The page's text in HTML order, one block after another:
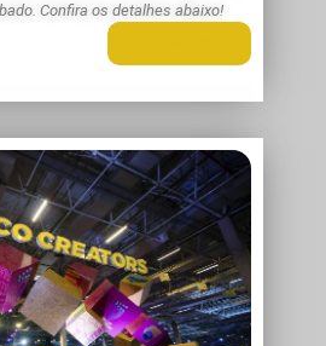
Confira os detalhes abaixo!